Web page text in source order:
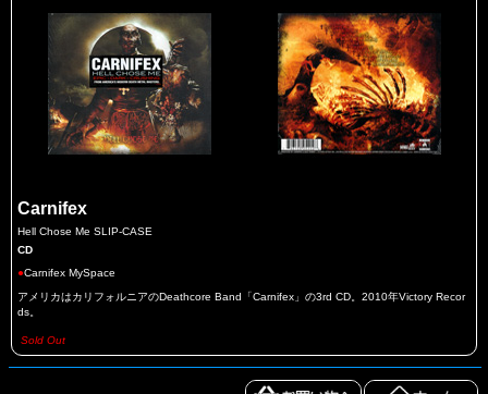
Carnifex
Hell Chose Me SLIP-CASE
CD
●Carnifex MySpace
アメリカはカリフォルニアのDeathcore Band「Carnifex」の3rd CD。2010年Victory Recor
ds。
Sold Out